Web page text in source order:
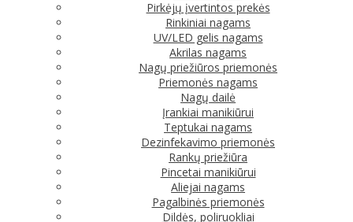
Pirkėjų įvertintos prekės
Rinkiniai nagams
UV/LED gelis nagams
Akrilas nagams
Nagų priežiūros priemonės
Priemonės nagams
Nagų dailė
Įrankiai manikiūrui
Teptukai nagams
Dezinfekavimo priemonės
Rankų priežiūra
Pincetai manikiūrui
Aliejai nagams
Pagalbinės priemonės
Dildės, poliruokliai